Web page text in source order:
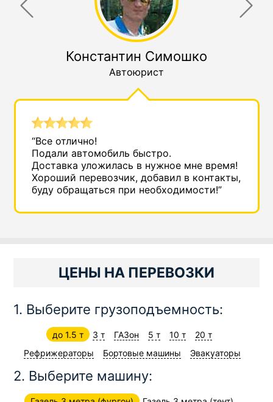
Константин Симошко
Автоюрист
“Все отлично!
Подали автомобиль быстро.
Доставка уложилась в нужное мне время!
Хороший перевозчик, добавил в контакты,
буду обращаться при необходимости!”
ЦЕНЫ НА ПЕРЕВОЗКИ
1. Выберите грузоподъемность:
до 1.5 т 3 т ГАЗон 5 т 10 т
20 т
Рефрижераторы
Бортовые машины Эвакуаторы
2. Выберите машину: